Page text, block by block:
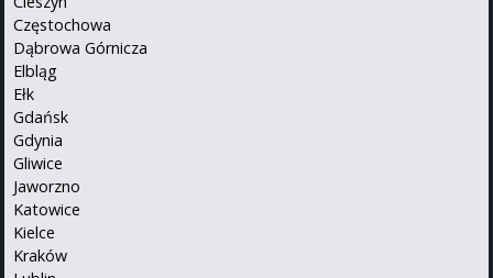
Częstochowa
Dąbrowa Górnicza
Elbląg
Ełk
Gdańsk
Gdynia
Gliwice
Jaworzno
Katowice
Kielce
Kraków